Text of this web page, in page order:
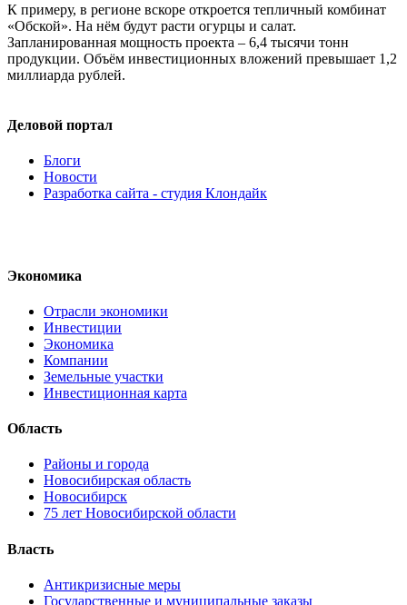
К примеру, в регионе вскоре откроется тепличный комбинат
«Обской». На нём будут расти огурцы и салат.
Запланированная мощность проекта – 6,4 тысячи тонн
продукции. Объём инвестиционных вложений превышает 1,2
миллиарда рублей.
Деловой портал
Блоги
Новости
Разработка сайта - студия Клондайк
Экономика
Отрасли экономики
Инвестиции
Экономика
Компании
Земельные участки
Инвестиционная карта
Область
Районы и города
Новосибирская область
Новосибирск
75 лет Новосибирской области
Власть
Антикризисные меры
Государственные и муниципальные заказы